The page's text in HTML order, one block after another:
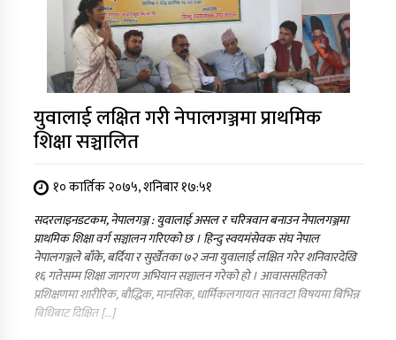
युवालाई लक्षित गरी नेपालगञ्जमा प्राथमिक
शिक्षा सञ्चालित
१० कार्तिक २०७५, शनिबार १७:५१
सदरलाइनडटकम, नेपालगञ्ज : युवालाई असल र चरित्रवान बनाउन नेपालगञ्जमा
प्राथमिक शिक्षा वर्ग सञ्चालन गरिएको छ । हिन्दु स्वयमंसेवक संघ नेपाल
नेपालगञ्जले बाँके, बर्दिया र सुर्खेतका ७२ जना युवालाई लक्षित गरेर शनिवारदेखि
१६ गतेसम्म शिक्षा जागरण अभियान सञ्चालन गरेको हो । आवाससहितको
प्रशिक्षणमा शारीरिक, बौद्धिक, मानसिक, धार्मिकलगायत सातवटा विषयमा बिभिन्न
बिधिबाट दिक्षित […]